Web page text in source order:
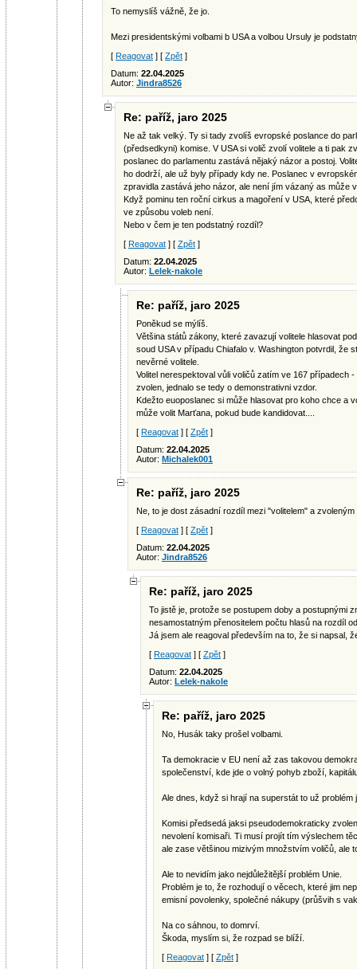
To nemyslíš vážně, že jo.
Mezi presidentskými volbami b USA a volbou Ursuly je
[ Reagovat ] [ Zpět ]
Datum: 22.04.2025
Autor: Jindra8526
Re: paříž, jaro 2025
Ne až tak velký. Ty si tady zvolíš evropské poslance do
(předsedkyni) komise. V USA si volič zvolí volitele a ti pak
poslanec do parlamentu zastává nějaký názor a postoj.
ho dodrží, ale už byly případy kdy ne. Poslanec v
zpravidla zastává jeho názor, ale není jím vázaný as může
Když pominu ten roční cirkus a magoření v USA, které
ve způsobu voleb není.
Nebo v čem je ten podstatný rozdíl?
[ Reagovat ] [ Zpět ]
Datum: 22.04.2025
Autor: Lelek-nakole
Re: paříž, jaro 2025
Poněkud se mýlíš.
Většina států zákony, které zavazují volitele hlasovat
soud USA v případu Chiafalo v. Washington potvrdil, že
nevěrné volitele.
Volitel nerespektoval vůli voličů zatím ve 167 případech
zvolen, jednalo se tedy o demonstrativni vzdor.
Kdežto euoposlanec si může hlasovat pro koho chce a
může volit Marťana, pokud bude kandidovat....
[ Reagovat ] [ Zpět ]
Datum: 22.04.2025
Autor: Michalek001
Re: paříž, jaro 2025
Ne, to je dost zásadní rozdíl mezi "volitelem" a zvoleným
[ Reagovat ] [ Zpět ]
Datum: 22.04.2025
Autor: Jindra8526
Re: paříž, jaro 2025
To jistě je, protože se postupem doby a postupnými
nesamostatným přenositelem počtu hlasů na rozdíl
Já jsem ale reagoval především na to, že si napsal,
[ Reagovat ] [ Zpět ]
Datum: 22.04.2025
Autor: Lelek-nakole
Re: paříž, jaro 2025
No, Husák taky prošel volbami.
Ta demokracie v EU není až zas takovou
společenství, kde jde o volný pohyb zboží,
Ale dnes, když si hrají na superstát to už problém
Komisi předsedá jaksi pseudodemokraticky
nevolení komisaři. Ti musí projít tím výslechem
ale zase většinou mizivým množstvím voličů, ale
Ale to nevidím jako nejdůležitější problém Unie.
Problém je to, že rozhodují o věcech, které jim
emisní povolenky, společné nákupy (průšvih s
Na co sáhnou, to domrví.
Škoda, myslím si, že rozpad se blíží.
[ Reagovat ] [ Zpět ]